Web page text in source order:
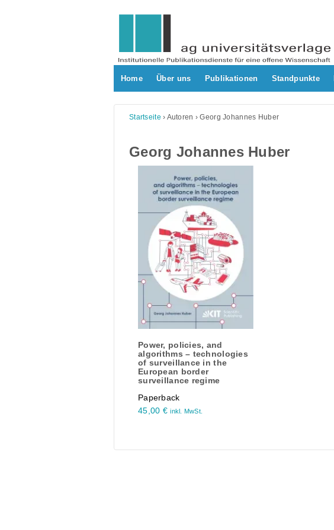
Home Über uns Publikationen Standpunkte
Startseite › Autoren ›Georg Johannes Huber
Georg Johannes Huber
Power, policies, and
algorithms – technologies
of surveillance in the
European border
surveillance regime
Paperback
45,00 € inkl. MwSt.